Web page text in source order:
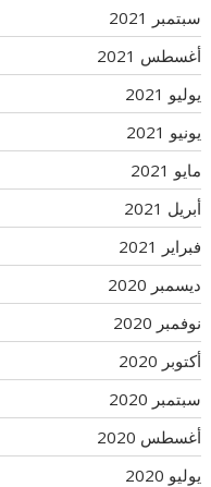
سبتمبر 2021
أغسطس 2021
يوليو 2021
يونيو 2021
مايو 2021
أبريل 2021
فبراير 2021
ديسمبر 2020
نوفمبر 2020
أكتوبر 2020
سبتمبر 2020
أغسطس 2020
يوليو 2020